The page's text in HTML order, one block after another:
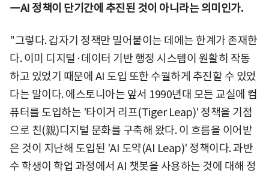
―AI 정책이 단기간에 추진된 것이 아니라는 의미인가.
"그렇다. 갑자기 정책만 밀어붙이는 데에는 한계가 존재한
다. 이미 디지털·데이터 기반 행정 시스템이 원활히 작동
하고 있었기 때문에 AI 도입 또한 수월하게 추진할 수 있었
다는 말이다. 에스토니아는 앞서 1990년대 모든 교실에 컴
퓨터를 도입하는 '타이거 리프(Tiger Leap)' 정책을 기점
으로 친(親)디지털 문화를 구축해 왔다. 이 흐름을 이어받
은 것이 지난해 도입된 'AI 도약(AI Leap)' 정책이다. 과반
수 학생이 학업 과정에서 AI 챗봇을 사용하는 것에 대해 정